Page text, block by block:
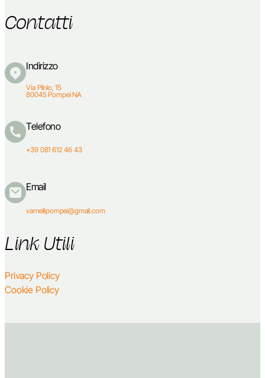
Contatti
Indirizzo
Via Plinio, 15
80045 Pompei NA
Telefono
+39 081 612 46 43
Email
varnellipompei@gmail.com
Link Utili
Privacy Policy
Cookie Policy